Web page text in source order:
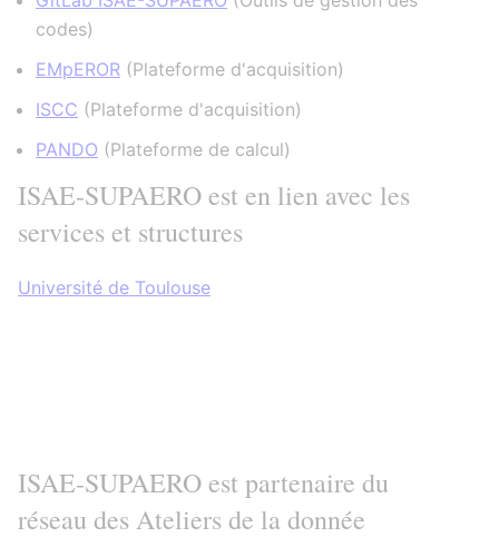
codes)
EMpEROR (Plateforme d'acquisition)
ISCC (Plateforme d'acquisition)
PANDO (Plateforme de calcul)
ISAE-SUPAERO est en lien avec les
services et structures
Université de Toulouse
ISAE-SUPAERO est partenaire du
réseau des Ateliers de la donnée